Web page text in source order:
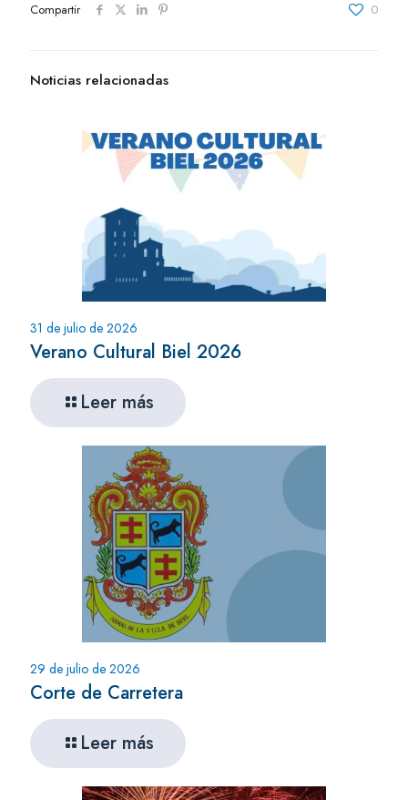
Compartir 0
Noticias relacionadas
31 de julio de 2026
Verano Cultural Biel 2026
Leer más
29 de julio de 2026
Corte de Carretera
Leer más